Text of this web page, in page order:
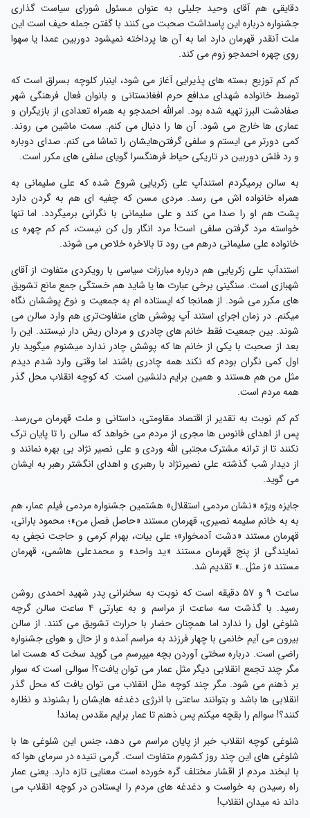
دقایقی هم آقای وحید جلیلی به عنوان مسئول شورای سیاست گذاری
جشنواره درباره این پاسداشت صحبت می کنند با گفتن جمله حیف است این
ملت آنقدر قهرمان دارد اما به آن ها پرداخته نمیشود دوربین عمدا یا سهوا
روی چهره احمدجو زوم می کند.
کم کم توزیع بسته های پذیرایی آغاز می شود، اینبار کلوچه بسراق است که
توسط خانواده شهدای مدافع حرم افغانستانی و بانوان فعال فرهنگی شهر
صفادشت البرز تهیه شده بود. امرالله احمدجو به همراه تعدادی از بازیگران و
عماری ها خارج می شود. آن ها را دنبال می کنم. سمت ماشین می روند.
کمی دورتر می ایستم و سلفی گرفتن‌هایشان را تماشا می کنم. صدای دوباره
و رد فلش دوربین در تاریکی حیاط فرهنگسرا گویای سلفی های مکرر است.
به سالن برمیگردم استندآپ علی زکریایی شروع شده که علی سلیمانی به
همراه خانواده اش می رسد. مردی مسن که چفیه ای هم به گردن دارد
پشت هم او را صدا می کند و علی سلیمانی با نگرانی برمیگردد. اما تنها
خواسته مرد گرفتن سلفی است! مرد انگار ول کن نیست، کم کم چهره ی
خانواده علی سلیمانی درهم می رود تا بالاخره خلاص می شوند.
استندآپ علی زکریایی هم درباره مبارزات سیاسی با رویکردی متفاوت از آقای
شهبازی است. سنگینی برخی عبارت ها یا شاید هم خستگی جمع مانع تشویق
های مکرر می شود. از همانجا که ایستاده ام به جمعیت و نوع پوششان نگاه
میکنم. در زمان اجرای استند آپ پوشش های متفاوت‌تری هم وارد سالن می
شوند. بین جمعیت فقط خانم های چادری و مردان ریش دار نیستند. این را
بعد از صحبت با یکی از خانم ها که پوشش چادر ندارد میشنوم میگوید بار
اول کمی نگران بودم که نکند همه چادری باشند اما وقتی وارد شدم دیدم
مثل من هم هستند و همین برایم دلنشین است. که کوچه انقلاب محل گذر
همه مردم است.
کم کم نوبت به تقدیر از اقتصاد مقاومتی، داستانی و ملت قهرمان می‌رسد.
پس از اهدای فانوس ها مجری از مردم می خواهد که سالن را تا پایان ترک
نکنند تا از ترانه مشترک مجتبی الله وردی و علی نصیر نژاد بی بهره نمانند و
از دیدار شب گذشته علی نصیرنژاد با رهبری و اهدای انگشتر رهبر به ایشان
می گوید.
جایزه ویژه «نشان مردمی استقلال» هشتمین جشنواره مردمی فیلم عمار، هم
به به خانم سلیمه نصیری، قهرمان مستند «حاصل فصل من»؛ محمود بارانی،
قهرمان مستند «دشت آدمخوار»؛ علی بیات، بهرام کرمی و حاجت نجفی به
نمایندگی از پنج قهرمان مستند «ید واحد» و محمدعلی هاشمی، قهرمان
مستند «ز مثل…» تقدیم شد.
ساعت ۹ و ۵۷ دقیقه است که نوبت به سخنرانی پدر شهید احمدی روشن
رسید. با گذشت سه ساعت از مراسم و به عبارتی ۴ ساعت سالن گرچه
شلوغی اول را ندارد اما همچنان حضار با حرارت تشویق می کنند. از سالن
بیرون می آیم خانمی با چهار فرزند به مراسم آمده و از حال و هوای جشنواره
راضی است. درباره سختی آوردن بچه میپرسم می گوید سخت که هست اما
مگر چند تجمع انقلابی دیگر مثل عمار می توان یافت؟! سوالی است که سوار
بر ذهنم می شود. مگر چند کوچه مثل انقلاب می توان یافت که محل گذر
انقلابی ها باشد و بتوانند ساعتی با انرژی دغدغه هایشان را بشنوند و نظاره
کنند؟! سوالم را بقچه میکنم پس ذهنم تا عمار برایم مقدس بماند!
شلوغی کوچه انقلاب خبر از پایان مراسم می دهد، جنس این شلوغی ها با
شلوغی های این چند روز کشورم متفاوت است. گرمی تنیده در سرمای هوا که
با لبخند مردم از اقشار مختلف گره خورده است معنایی تازه دارد. یعنی عمار
راه رسیدن به خواست و دغدغه های مردم را ایستادن در کوچه انقلاب می
داند نه میدان انقلاب!